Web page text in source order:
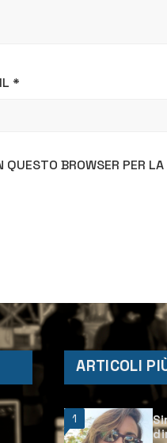
*
BROWSER PER
ARTICOLI
1